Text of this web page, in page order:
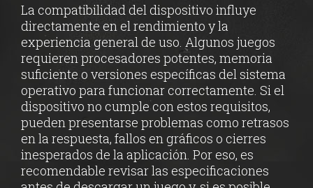
La compatibilidad del dispositivo influye
directamente en el rendimiento y la
experiencia general de uso. Algunos juegos
requieren procesadores potentes, memoria
suficiente o versiones específicas del sistema
operativo para funcionar correctamente. Si el
dispositivo no cumple con estos requisitos,
pueden presentarse problemas como retrasos
en la respuesta, fallos en gráficos o cierres
inesperados de la aplicación. Por eso, es
recomendable revisar las especificaciones